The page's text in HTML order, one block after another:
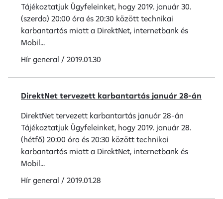
Tájékoztatjuk Ügyfeleinket, hogy 2019. január 30.
(szerda) 20:00 óra és 20:30 között technikai
karbantartás miatt a DirektNet, internetbank és
Mobil...
Hír general / 2019.01.30
DirektNet tervezett karbantartás január 28-án
DirektNet tervezett karbantartás január 28-án
Tájékoztatjuk Ügyfeleinket, hogy 2019. január 28.
(hétfő) 20:00 óra és 20:30 között technikai
karbantartás miatt a DirektNet, internetbank és
Mobil...
Hír general / 2019.01.28